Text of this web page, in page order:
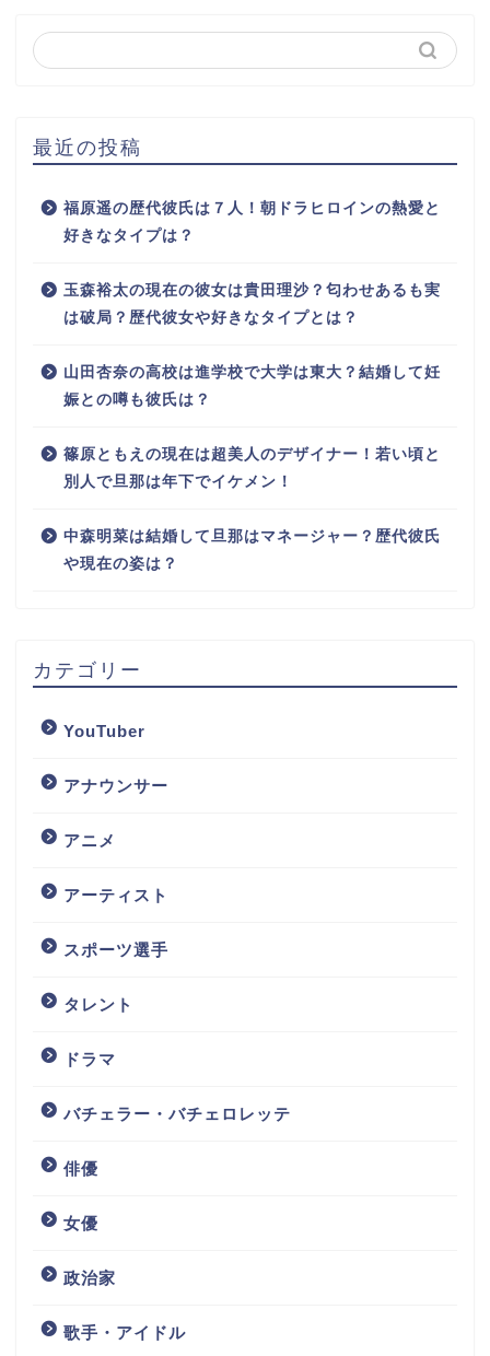
最近の投稿
福原遥の歴代彼氏は７人！朝ドラヒロインの熱愛と
好きなタイプは？
玉森裕太の現在の彼女は貴田理沙？匂わせあるも実
は破局？歴代彼女や好きなタイプとは？
山田杏奈の高校は進学校で大学は東大？結婚して妊
娠との噂も彼氏は？
篠原ともえの現在は超美人のデザイナー！若い頃と
別人で旦那は年下でイケメン！
中森明菜は結婚して旦那はマネージャー？歴代彼氏
や現在の姿は？
カテゴリー
YouTuber
アナウンサー
アニメ
アーティスト
スポーツ選手
タレント
ドラマ
バチェラー・バチェロレッテ
俳優
女優
政治家
歌手・アイドル